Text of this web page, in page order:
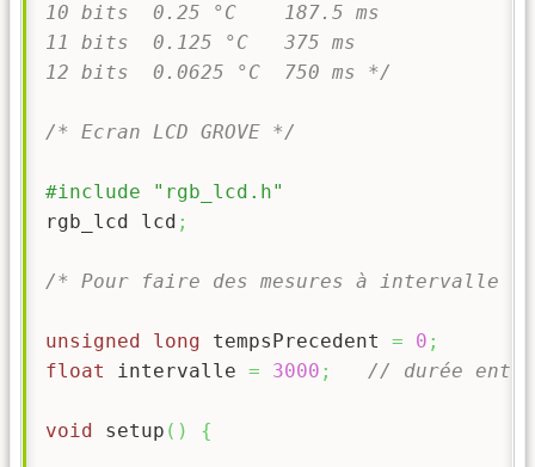
10 bits  0.25 °C    187.5 ms
11 bits  0.125 °C   375 ms
12 bits  0.0625 °C  750 ms */
/* Ecran LCD GROVE */
#include "rgb_lcd.h"
rgb_lcd lcd ;
/* Pour faire des mesures à intervalle
unsigned long tempsPrecedent = 0 ;
float
intervalle = 3000 ; // durée entre
void setup ( ) {